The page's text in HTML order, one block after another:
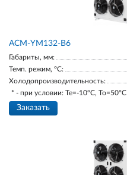
АСМ-YM132-В6
Габариты, мм:
Темп. режим, °С:
Холодопроизводительность:
* - при условии: Te=-10ºC, To=50ºC
Заказать